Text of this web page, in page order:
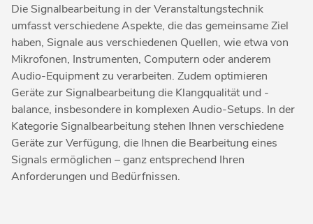
Die Signalbearbeitung in der Veranstaltungstechnik
umfasst verschiedene Aspekte, die das gemeinsame Ziel
haben, Signale aus verschiedenen Quellen, wie etwa von
Mikrofonen, Instrumenten, Computern oder anderem
Audio-Equipment zu verarbeiten. Zudem optimieren
Geräte zur Signalbearbeitung die Klangqualität und -
balance, insbesondere in komplexen Audio-Setups. In der
Kategorie Signalbearbeitung stehen Ihnen verschiedene
Geräte zur Verfügung, die Ihnen die Bearbeitung eines
Signals ermöglichen – ganz entsprechend Ihren
Anforderungen und Bedürfnissen.